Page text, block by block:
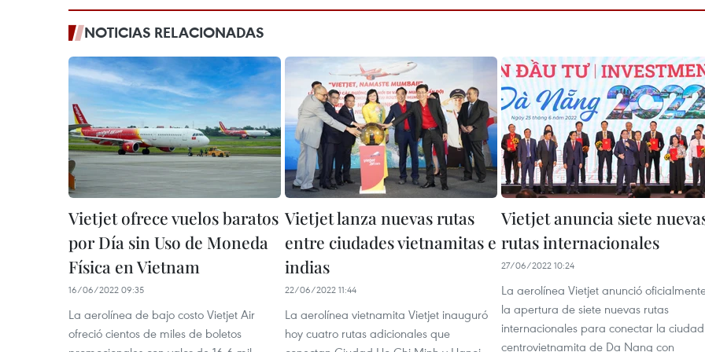
NOTICIAS RELACIONADAS
Vietjet ofrece vuelos baratos
por Día sin Uso de Moneda
Física en Vietnam
16/06/2022 09:35
La aerolínea de bajo costo Vietjet Air
ofreció cientos de miles de boletos
Vietjet lanza nuevas rutas
entre ciudades vietnamitas e
indias
22/06/2022 11:44
La aerolínea vietnamita Vietjet inauguró
hoy cuatro rutas adicionales que
Vietjet anuncia siete
rutas internacionales
27/06/2022 10:24
La aerolínea Vietjet anunció
la apertura de siete nuevas rutas
internacionales para conectar la ciudad
centrovietnamita de Da Nang con